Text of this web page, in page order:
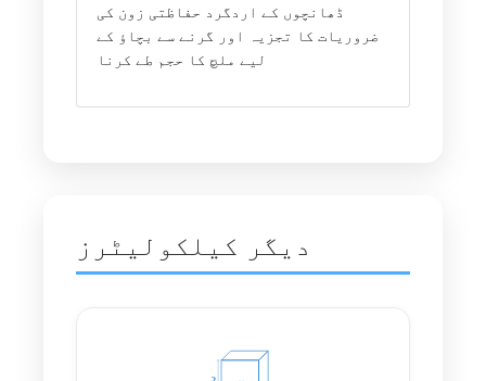
ڈھانچوں کے اردگرد حفاظتی زون کی
ضروریات کا تجزیہ اور گرنے سے بچاؤ کے
لیے ملچ کا حجم طے کرنا
دیگر کیلکولیٹرز